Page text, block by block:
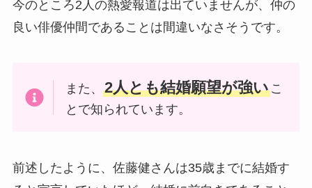
今のところ2人の熱愛報道は出ていませんが、仲の
良い俳優仲間であることは間違いなさそうです。
また、2人とも結婚願望が強いこ
とで知られています。
前述したように、佐藤健さんは35歳までに結婚す